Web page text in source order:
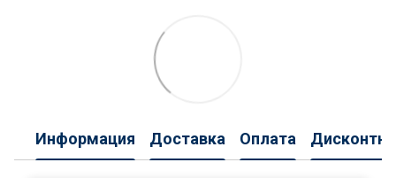
Информация Доставка Оплата